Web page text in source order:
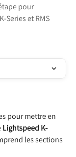
pour
et RMS
pour mettre en
Lightspeed K-
les sections